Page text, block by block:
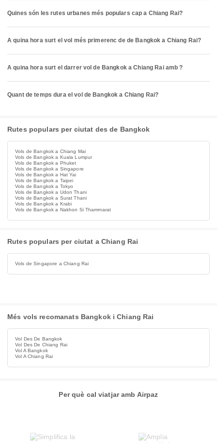
Quines són les rutes urbanes més populars cap a Chiang Rai?
A quina hora surt el vol més primerenc de de Bangkok a Chiang Rai?
A quina hora surt el darrer vol de Bangkok a Chiang Rai amb ?
Quant de temps dura el vol de Bangkok a Chiang Rai?
Rutes populars per ciutat des de Bangkok
Vols de Bangkok a Chiang Mai
Vols de Bangkok a Kuala Lumpur
Vols de Bangkok a Phuket
Vols de Bangkok a Singapore
Vols de Bangkok a Hat Yai
Vols de Bangkok a Taipei
Vols de Bangkok a Tokyo
Vols de Bangkok a Udon Thani
Vols de Bangkok a Surat Thani
Vols de Bangkok a Krabi
Vols de Bangkok a Nakhon Si Thammarat
Rutes populars per ciutat a Chiang Rai
Vols de Singapore a Chiang Rai
Més vols recomanats Bangkok i Chiang Rai
Vol Des De Bangkok
Vol Des De Chiang Rai
Vol A Bangkok
Vol A Chiang Rai
Per què cal viatjar amb Airpaz